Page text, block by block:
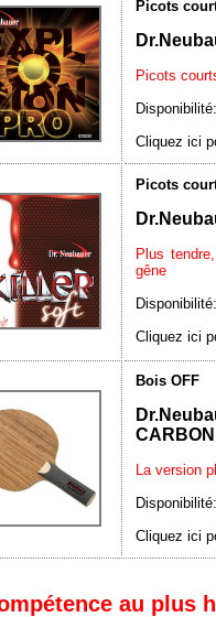
Picots
Picots
Disponibilité:
Cliquez ici
Picots
Plus
gêne
Disponibilité:
Cliquez ici
Bois OFF
CARBON
La version
Disponibilité:
Cliquez ici
au plus